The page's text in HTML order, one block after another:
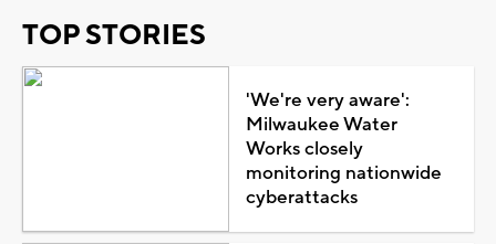
TOP STORIES
'We're very aware':
Milwaukee Water
Works closely
monitoring nationwide
cyberattacks